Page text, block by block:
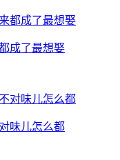
成了最想娶
味儿怎么都